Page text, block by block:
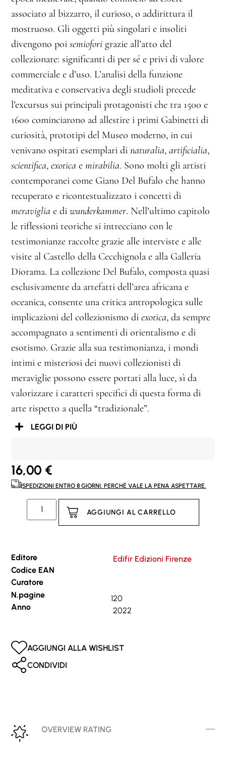
associato al bizzarro, il curioso, o addirittura il
mostruoso. Gli oggetti più singolari e insoliti
divengono poi semiofori grazie all’atto del
collezionare: significanti di per sé e privi di valore
commerciale e d’uso. L’analisi della funzione
meditativa e conservativa degli studioli precede
l’excursus sui principali protagonisti che tra 1500 e
1600 cominciarono ad allestire i primi Gabinetti di
curiosità, prototipi del Museo moderno, in cui
venivano ospitati esemplari di naturalia, artificialia,
scientifica, exotica e mirabilia. Sono molti gli artisti
contemporanei come Giano Del Bufalo che hanno
recuperato e ricontestualizzato i concetti di
meraviglia e di wunderkammer. Nell’ultimo capitolo
le riflessioni teoriche si intrecciano con le
testimonianze raccolte grazie alle interviste e alle
visite al Castello della Cecchignola e alla Galleria
Diorama. La collezione Del Bufalo, composta quasi
esclusivamente da artefatti dell’area africana e
oceanica, consente una critica antropologica sulle
implicazioni del collezionismo di exotica, da sempre
accompagnato a sentimenti di orientalismo e di
esotismo. Grazie alla sua testimonianza, i mondi
intimi e misteriosi dei nuovi collezionisti di
meraviglie possono essere portati alla luce, sì da
valorizzare i caratteri specifici di questa forma di
arte rispetto a quella “tradizionale”.
LEGGI DI PIÙ
16,00 €
SPEDIZIONI ENTRO 8 GIORNI. PERCHÉ VALE LA PENA ASPETTARE.
AGGIUNGI AL CARRELLO
Editore
Edifir Edizioni Firenze
Codice EAN
Curatore
N.pagine
120
Anno
2022
AGGIUNGI ALLA WISHLIST
CONDIVIDI
OVERVIEW RATING